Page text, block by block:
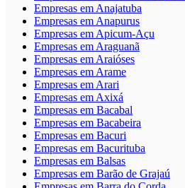
Empresas em Anajatuba
Empresas em Anapurus
Empresas em Apicum-Açu
Empresas em Araguanã
Empresas em Araióses
Empresas em Arame
Empresas em Arari
Empresas em Axixá
Empresas em Bacabal
Empresas em Bacabeira
Empresas em Bacuri
Empresas em Bacurituba
Empresas em Balsas
Empresas em Barão de Grajaú